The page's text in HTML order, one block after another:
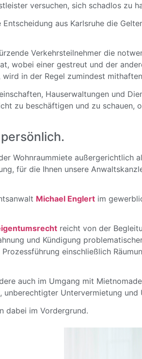
versuchen, sich schadlos zu
aus Karlsruhe die
Verkehrsteilnehmer die
wobei einer gestreut und der
in der Regel zumindest
Hauserwaltungen und
zu beschäftigen und zu
Wohnraummiete außergerichtlich
für die Ihnen unsere
Michael Englert im
reicht von der
und Kündigung
einschließlich
auch im Umgang mit
Untervermietung und
dabei im Vordergrund.